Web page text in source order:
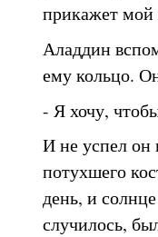
прикажет мой
Аладдин
ему кольцо.
- Я хочу,
И не успел он
потухшего
день, и
случилось,